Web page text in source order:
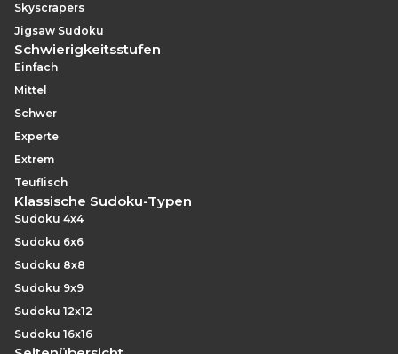
Skyscrapers
Jigsaw Sudoku
Schwierigkeitsstufen
Einfach
Mittel
Schwer
Experte
Extrem
Teuflisch
Klassische Sudoku-Typen
Sudoku 4x4
Sudoku 6x6
Sudoku 8x8
Sudoku 9x9
Sudoku 12x12
Sudoku 16x16